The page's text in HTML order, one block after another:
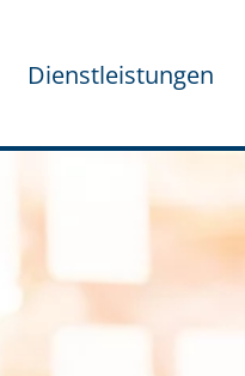
Dienstleistungen